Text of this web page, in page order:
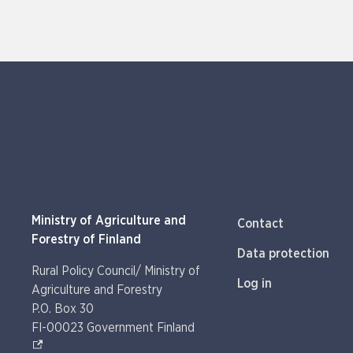
Ministry of Agriculture and
Forestry of Finland
Rural Policy Council/ Ministry of
Agriculture and Forestry
P.O. Box 30
FI-00023 Government Finland
Contact
Data protection
Log in